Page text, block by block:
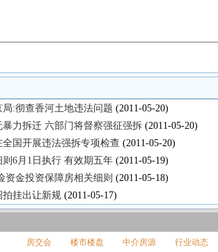
局:彻查香河土地违法问题 (2011-05-20)
暴力拆迁 六部门将督察强征强拆 (2011-05-20)
全国开展违法强拆专项检查 (2011-05-20)
6月1日执行 有效期五年 (2011-05-19)
资金投资保障房相关细则 (2011-05-18)
拍挂出让新规 (2011-05-17)
房交会 楼市楼盘 中介房源 行业动态